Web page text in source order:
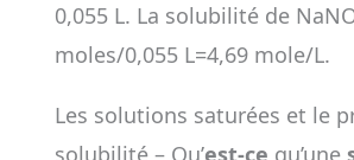
0,055 L. La solubilité de
moles/0,055 L=4,69 mole/L.
Les solutions saturées et le
solubilité – Qu’est-ce qu’une